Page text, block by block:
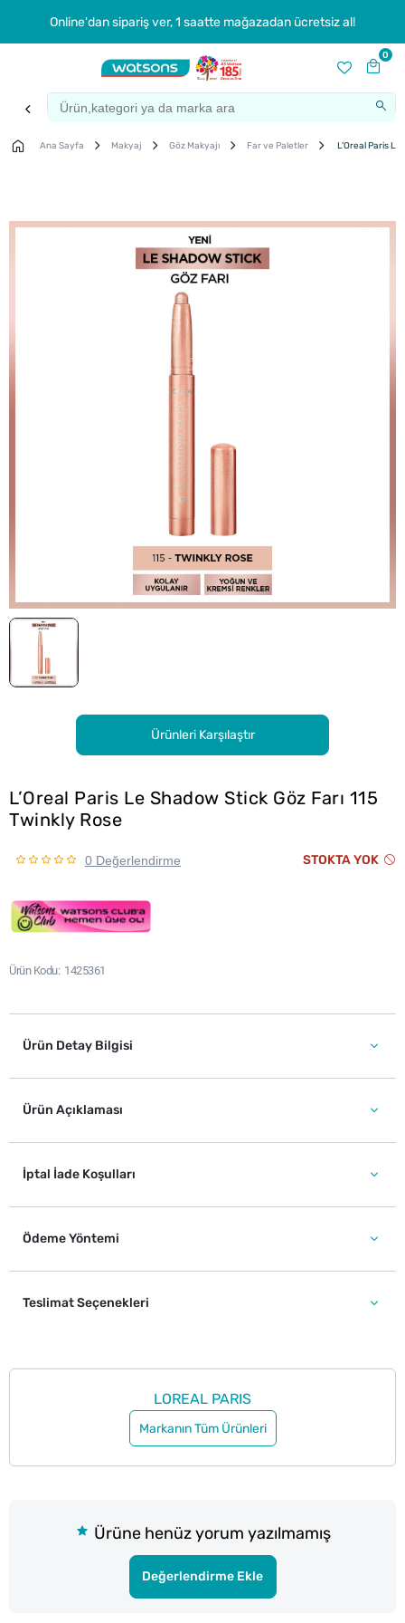
Online'dan sipariş ver, 1 saatte mağazadan ücretsiz al!
0
Ana Sayfa Makyaj Göz Makyajı Far ve Paletler L’Oreal Paris
Ürünleri Karşılaştır
L’Oreal Paris Le Shadow Stick Göz Farı 115
Twinkly Rose
0 Değerlendirme STOKTA YOK
Ürün Kodu 1425361
Ürün Detay Bilgisi
Ürün Açıklaması
İptal İade Koşulları
Ödeme Yöntemi
Teslimat Seçenekleri
LOREAL PARIS
Markanın Tüm Ürünleri
Ürüne henüz yorum yazılmamış
Değerlendirme Ekle